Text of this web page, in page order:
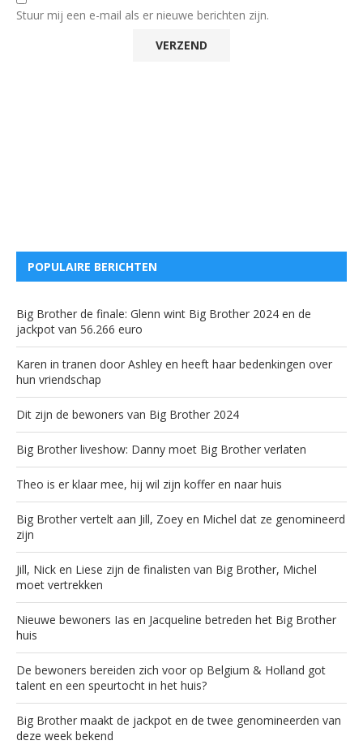
Stuur mij een e-mail als er nieuwe berichten zijn.
POPULAIRE BERICHTEN
Big Brother de finale: Glenn wint Big Brother 2024 en de
jackpot van 56.266 euro
Karen in tranen door Ashley en heeft haar bedenkingen over
hun vriendschap
Dit zijn de bewoners van Big Brother 2024
Big Brother liveshow: Danny moet Big Brother verlaten
Theo is er klaar mee, hij wil zijn koffer en naar huis
Big Brother vertelt aan Jill, Zoey en Michel dat ze genomineerd
zijn
Jill, Nick en Liese zijn de finalisten van Big Brother, Michel
moet vertrekken
Nieuwe bewoners Ias en Jacqueline betreden het Big Brother
huis
De bewoners bereiden zich voor op Belgium & Holland got
talent en een speurtocht in het huis?
Big Brother maakt de jackpot en de twee genomineerden van
deze week bekend